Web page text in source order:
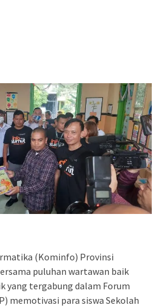
(Kominfo) Provinsi
puluhan wartawan baik
yang tergabung dalam Forum
memotivasi para siswa Sekolah